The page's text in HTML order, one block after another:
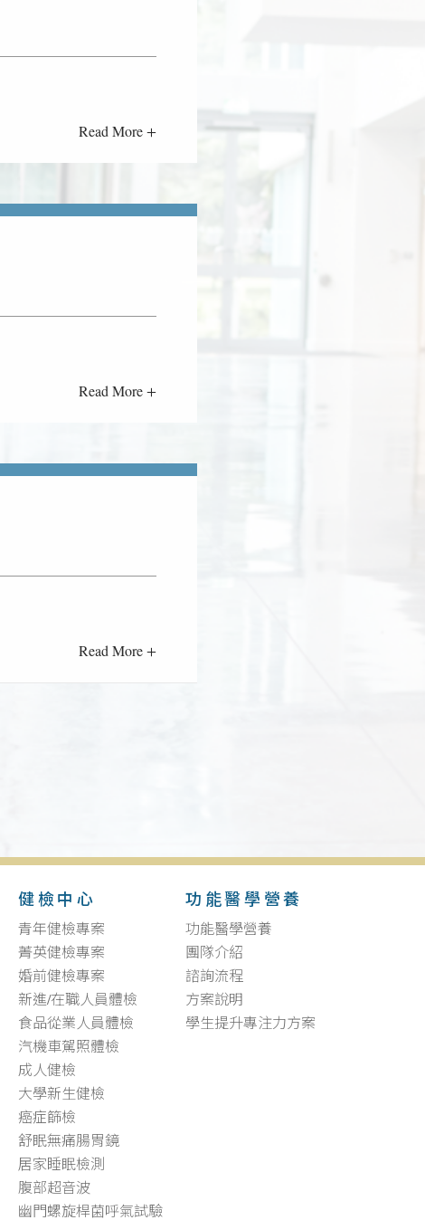
Read More +
Read More +
Read More +
健檢中心
青年健檢專案
菁英健檢專案
婚前健檢專案
新進/在職人員體檢
食品從業人員體檢
汽機車駕照體檢
成人健檢
大學新生健檢
癌症篩檢
舒眠無痛腸胃鏡
居家睡眠檢測
腹部超音波
幽門螺旋桿菌呼氣試驗
功能醫學營養
功能醫學營養
團隊介紹
諮詢流程
方案說明
學生提升專注力方案